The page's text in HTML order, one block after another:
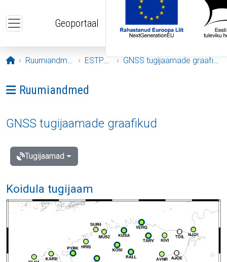
Geoportaal
Avaleht
Ruumiandmed ESTPOS GNSS tugijaamade graafikud
Ava menüü: Ruumiandmed
Ruumiandmed
GNSS tugijaamade graafikud
Tugijaamad
Koidula tugijaam